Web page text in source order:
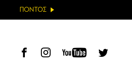
ΠΟΝΤΟΣ